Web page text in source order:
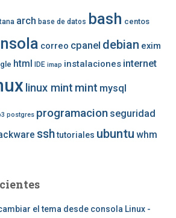
arch base de datos bash centos
correo cpanel debian exim
html IDE imap instalaciones internet
linux mint mint mysql
postgres programacion seguridad
sshtutoriales ubuntu whm
el tema desde consola Linux -